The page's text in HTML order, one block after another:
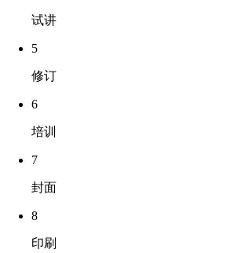
试讲
5
修订
6
培训
7
封面
8
印刷